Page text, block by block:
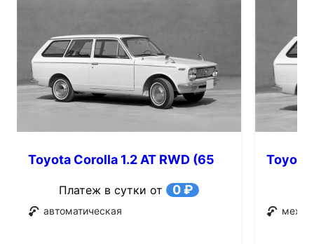
Toyota Corolla 1.2 AT RWD (65
Платеж в сутки от 0 ₽
автоматическая
Toyota